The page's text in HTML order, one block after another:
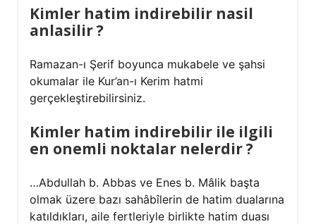
Kimler hatim indirebilir nasil
anlasilir ?
Ramazan-ı Şerif boyunca mukabele ve şahsi
okumalar ile Kur’an-ı Kerim hatmi
gerçekleştirebilirsiniz.
Kimler hatim indirebilir ile ilgili
en onemli noktalar nelerdir ?
…Abdullah b. Abbas ve Enes b. Mâlik başta
olmak üzere bazı sahâbîlerin de hatim dualarına
katıldıkları, aile fertleriyle birlikte hatim duası